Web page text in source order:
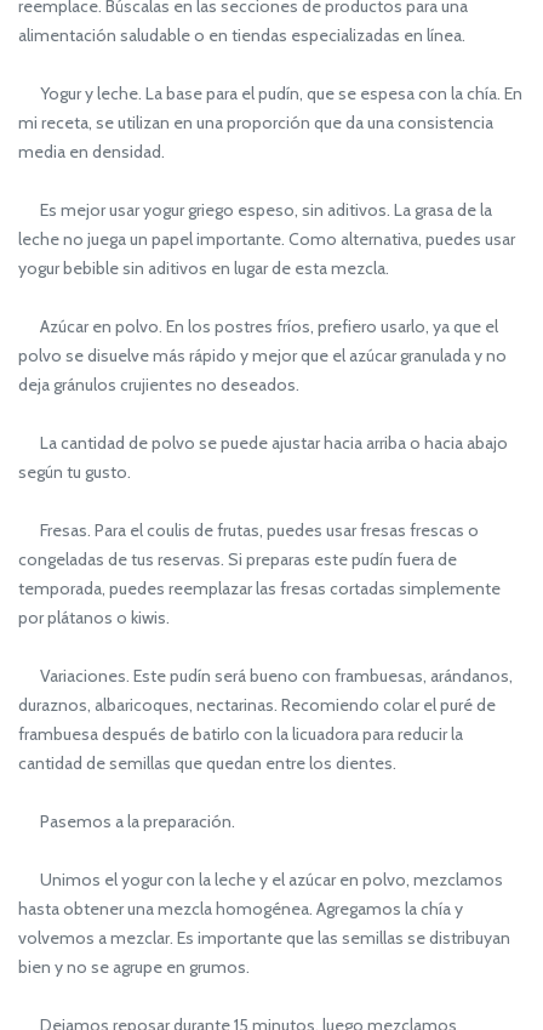
reemplace. Búscalas en las secciones de productos para una
alimentación saludable o en tiendas especializadas en línea.
Yogur y leche. La base para el pudín, que se espesa con la chía. En
mi receta, se utilizan en una proporción que da una consistencia
media en densidad.
Es mejor usar yogur griego espeso, sin aditivos. La grasa de la
leche no juega un papel importante. Como alternativa, puedes usar
yogur bebible sin aditivos en lugar de esta mezcla.
Azúcar en polvo. En los postres fríos, prefiero usarlo, ya que el
polvo se disuelve más rápido y mejor que el azúcar granulada y no
deja gránulos crujientes no deseados.
La cantidad de polvo se puede ajustar hacia arriba o hacia abajo
según tu gusto.
Fresas. Para el coulis de frutas, puedes usar fresas frescas o
congeladas de tus reservas. Si preparas este pudín fuera de
temporada, puedes reemplazar las fresas cortadas simplemente
por plátanos o kiwis.
Variaciones. Este pudín será bueno con frambuesas, arándanos,
duraznos, albaricoques, nectarinas. Recomiendo colar el puré de
frambuesa después de batirlo con la licuadora para reducir la
cantidad de semillas que quedan entre los dientes.
Pasemos a la preparación.
Unimos el yogur con la leche y el azúcar en polvo, mezclamos
hasta obtener una mezcla homogénea. Agregamos la chía y
volvemos a mezclar. Es importante que las semillas se distribuyan
bien y no se agrupe en grumos.
Dejamos reposar durante 15 minutos, luego mezclamos